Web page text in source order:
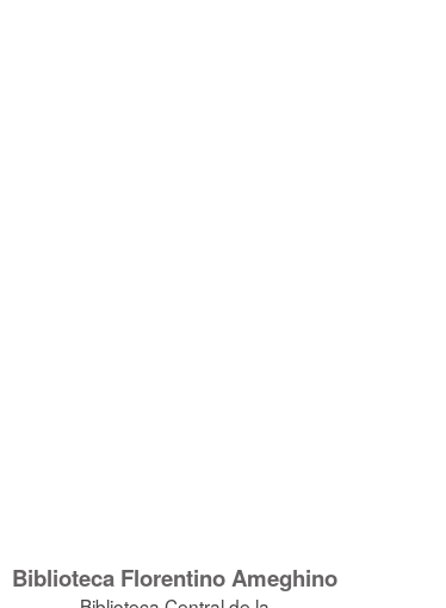
Biblioteca Florentino Ameghino